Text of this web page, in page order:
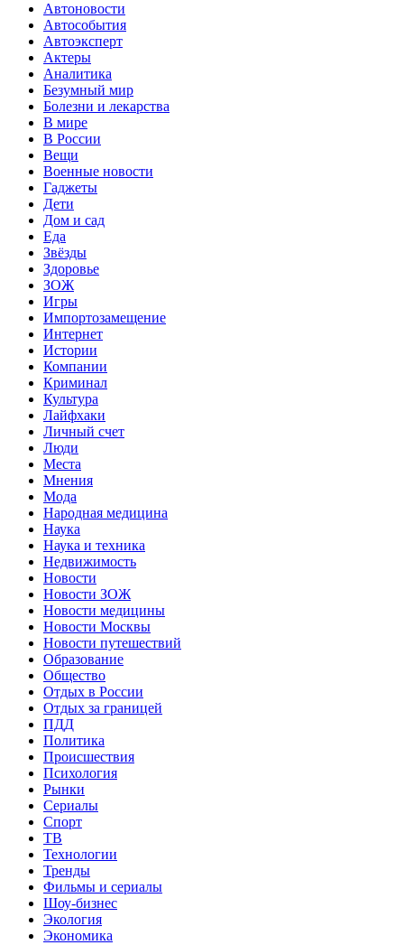
Автоновости
Автособытия
Автоэксперт
Актеры
Аналитика
Безумный мир
Болезни и лекарства
В мире
В России
Вещи
Военные новости
Гаджеты
Дети
Дом и сад
Еда
Звёзды
Здоровье
ЗОЖ
Игры
Импортозамещение
Интернет
Истории
Компании
Криминал
Культура
Лайфхаки
Личный счет
Люди
Места
Мнения
Мода
Народная медицина
Наука
Наука и техника
Недвижимость
Новости
Новости ЗОЖ
Новости медицины
Новости Москвы
Новости путешествий
Образование
Общество
Отдых в России
Отдых за границей
ПДД
Политика
Происшествия
Психология
Рынки
Сериалы
Спорт
ТВ
Технологии
Тренды
Фильмы и сериалы
Шоу-бизнес
Экология
Экономика